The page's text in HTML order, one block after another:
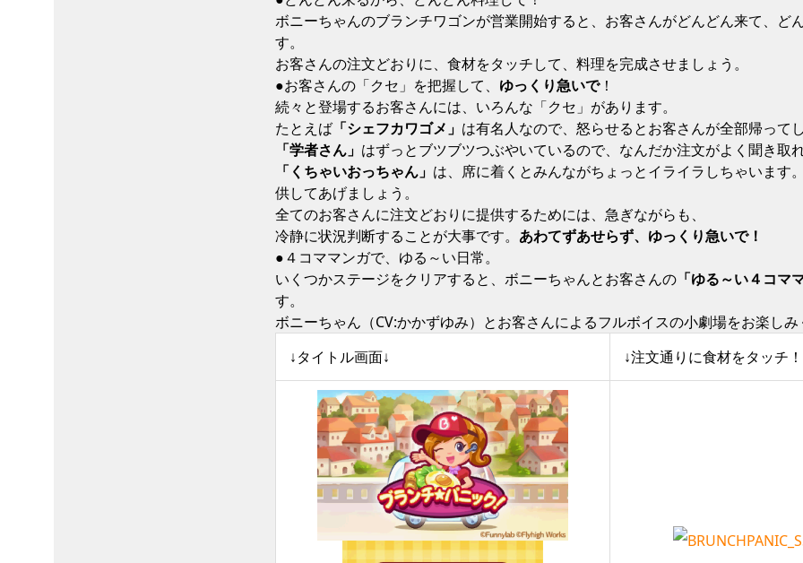
ボニーちゃんのブランチワゴンが営業開始すると、お客さんがどんどん来て、ど
す。
お客さんの注文どおりに、食材をタッチして、料理を完成させましょう。
●お客さんの「クセ」を把握して、 ゆっくり急いで！
続々と登場するお客さんには、いろんな「クセ」があります。
たとえば 「シェフカワゴメ」 は有名人なので、怒らせるとお客さんが全部帰って
「学者さん」 はずっとブツブツつぶやいているので、なんだか注文がよく聞き取
「くちゃいおっちゃん」 は、席に着くとみんながちょっとイライラしちゃいます
供してあげましょう。
全てのお客さんに注文どおりに提供するためには、急ぎながらも、
冷静に状況判断することが大事です。 あわてずあせらず、ゆっくり急いで！
●４コママンガで、ゆる～い日常。
いくつかステージをクリアすると、ボニーちゃんとお客さんの 「ゆる～い４コマ
す。
ボニーちゃん（CV:かかずゆみ）とお客さんによるフルボイスの小劇場をお楽し
↓タイトル画面↓
↓注文通りに食材をタッチ